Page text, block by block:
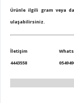
Ürünle ilgili gram veya
ulaşabilirsiniz.
İletişim
4443558